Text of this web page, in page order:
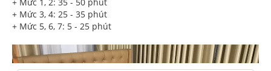
+ Mức 3, 4: 25 - 35 phút
+ Mức 5, 6, 7: 5 - 25 phút